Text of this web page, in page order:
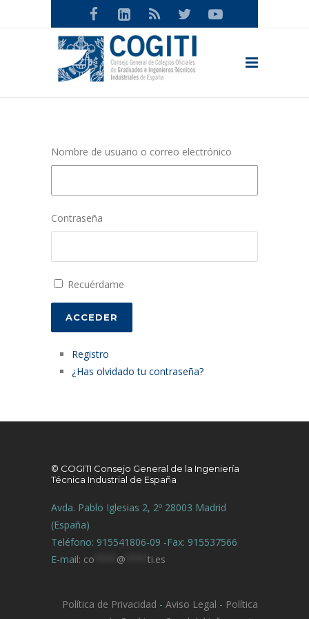
Nombre de usuario o correo electrónico
Contraseña
Recuérdame
ACCEDER
Registro
¿Has olvidado tu contraseña?
© COGITI Consejo General de la Ingeniería
Técnica Industrial de España
Avda. Pablo Iglesias 2, 2º 28003 Madrid
(España)
Teléfono: 915541806-09 -Fax: 915537566
E-mail: co @ ti.es
Política de Privacidad - Aviso Legal - Política